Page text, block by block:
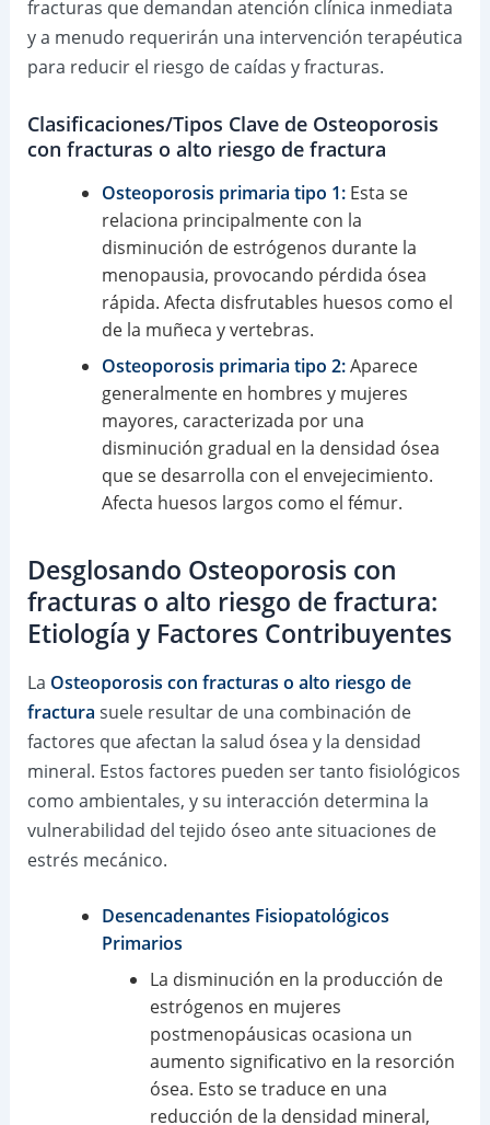
fracturas que demandan atención clínica inmediata
y a menudo requerirán una intervención terapéutica
para reducir el riesgo de caídas y fracturas.
Clasificaciones/Tipos Clave de Osteoporosis
con fracturas o alto riesgo de fractura
Osteoporosis primaria tipo 1:Esta se
relaciona principalmente con la
disminución de estrógenos durante la
menopausia, provocando pérdida ósea
rápida. Afecta disfrutables huesos como el
de la muñeca y vertebras.
Osteoporosis primaria tipo 2:Aparece
generalmente en hombres y mujeres
mayores, caracterizada por una
disminución gradual en la densidad ósea
que se desarrolla con el envejecimiento.
Afecta huesos largos como el fémur.
Desglosando Osteoporosis con
fracturas o alto riesgo de fractura:
Etiología y Factores Contribuyentes
La Osteoporosis con fracturas o alto riesgo de
fractura suele resultar de una combinación de
factores que afectan la salud ósea y la densidad
mineral. Estos factores pueden ser tanto fisiológicos
como ambientales, y su interacción determina la
vulnerabilidad del tejido óseo ante situaciones de
estrés mecánico.
Desencadenantes Fisiopatológicos
Primarios
La disminución en la producción de
estrógenos en mujeres
postmenopáusicas ocasiona un
aumento significativo en la resorción
ósea. Esto se traduce en una
reducción de la densidad mineral,